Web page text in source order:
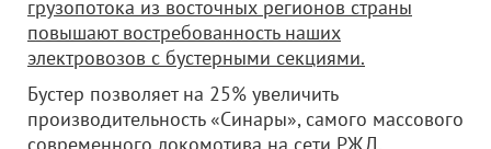
грузопотока из восточных регионов страны
повышают востребованность наших
электровозов с бустерными секциями.
Бустер позволяет на 25% увеличить
производительность «Синары», самого массового